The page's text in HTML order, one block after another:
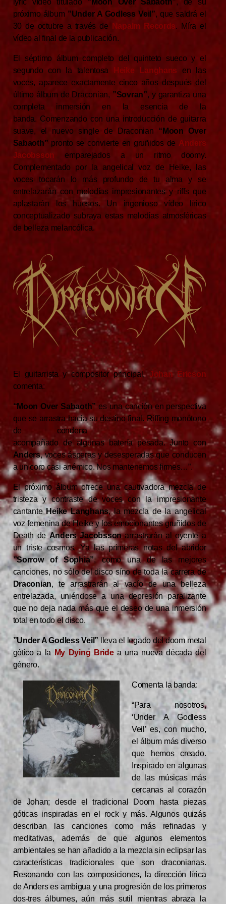
lyric vídeo titulado “Moon Over Sabaoth”, de su
próximo álbum ”Under A Godless Veil”, que saldrá el
30 de octubre a través de
Napalm Records. Míra el
vídeo al final de la publicación.
El séptimo álbum completo del quinteto sueco y el
segundo con la talentosa
Heike Langhans en las
voces, aparece exactamente cinco años después del
último álbum de Draconian, ”Sovran”, y garantiza una
completa inmersión en la esencia de la
banda. Comenzando con una introducción de guitarra
suave, el nuevo single de Draconian “Moon Over
Sabaoth” pronto se convierte en gruñidos de Anders
Jacobsson emparejados a un ritmo doomy.
Complementado por la angelical voz de Heike, las
voces tocarán lo más profundo de tu alma y se
entrelazarán con melodías impresionantes y riffs que
aplastarán los huesos. Un ingenioso vídeo lírico
conceptualizado subraya estas melodías atmosféricas
de belleza melancólica.
El guitarrista y compositor principal,Johan Ericson
comenta:
“Moon Over Sabaoth” es una canción en perspectiva
que se arrastra hacia su destino final. Riffing monótono
de condena
acompañado de algunas batería pesada. Junto con
Anders, voces ásperas y desesperadas que conducen
a un coro casi anémico. Nos mantenemos firmes…”.
El próximo álbum ofrece una cautivadora mezcla de
tristeza y contraste de voces con la impresionante
cantanteHeike Langhans, la mezcla de la angelical
voz femenina de Heike y los emocionantes gruñidos de
Death de Anders Jacobssonarrastrarán al oyente a
un triste cosmos. Ya las primeras notas del abridor
”Sorrow of Sophia”, como una de las mejores
canciones, no sólo del disco síno de toda la carrera de
Draconian, te arrastrarán al vacío de una belleza
entrelazada, uniéndose a una depresión paralizante
que no deja nada más que el deseo de una inmersión
total en todo el disco.
”Under A Godless Veil” lleva el legado del doom metal
gótico a la
My Dying Bridea una nueva década del
género.
Comenta la banda:
“Para nosotros,
‘Under A Godless
Veil’ es, con mucho,
el álbum más diverso
que hemos creado.
Inspirado en algunas
de las músicas más
cercanas al corazón
de Johan; desde el tradicional Doom hasta piezas
góticas inspiradas en el rock y más. Algunos quizás
describan las canciones como más refinadas y
meditativas, además de que algunos elementos
ambientales se han añadido a la mezcla sin eclipsar las
características tradicionales que son draconianas.
Resonando con las composiciones, la dirección lírica
de Anders es ambigua y una progresión de los primeros
dos-tres álbumes, aún más sutil mientras abraza la